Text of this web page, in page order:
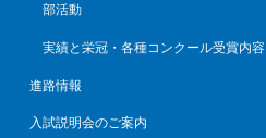
部活動
実績と栄冠・各種コンクール受賞内容
進路情報
入試説明会のご案内